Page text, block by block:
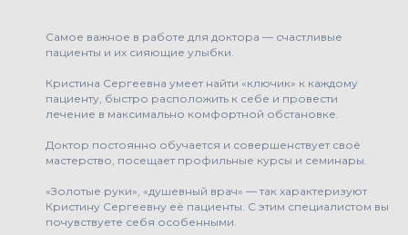
Самое важное в работе для доктора — счастливые
пациенты и их сияющие улыбки.
Кристина Сергеевна умеет найти «ключик» к каждому
пациенту, быстро расположить к себе и провести
лечение в максимально комфортной обстановке.
Доктор постоянно обучается и совершенствует своё
мастерство, посещает профильные курсы и семинары.
«Золотые руки», «душевный врач» — так характеризуют
Кристину Сергеевну её пациенты. С этим специалистом вы
почувствуете себя особенными.